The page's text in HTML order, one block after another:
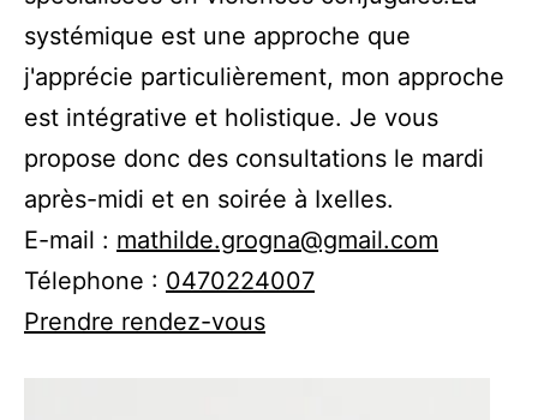
systémique est une approche que
j'apprécie particulièrement, mon approche
est intégrative et holistique. Je vous
propose donc des consultations le mardi
après-midi et en soirée à Ixelles.
E-mail : mathilde.grogna@gmail.com
Télephone : 0470224007
Prendre rendez-vous